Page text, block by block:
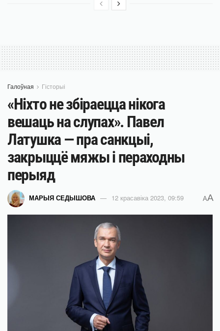
Галоўная Гісторыі
«Ніхто не збіраецца нікога
вешаць на слупах». Павел
Латушка — пра санкцыі,
закрыццё мяжы і пераходны
перыяд
МАРЫЯ СЕДЫШОВА 12 красавіка 2023, 09:59 AA